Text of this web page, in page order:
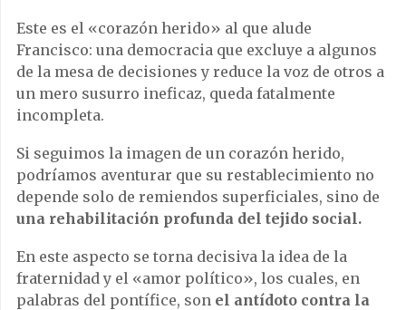
Este es el «corazón herido» al que alude
Francisco: una democracia que excluye a algunos
de la mesa de decisiones y reduce la voz de otros a
un mero susurro ineficaz, queda fatalmente
incompleta.
Si seguimos la imagen de un corazón herido,
podríamos aventurar que su restablecimiento no
depende solo de remiendos superficiales, sino de
una rehabilitación profunda del tejido social.
En este aspecto se torna decisiva la idea de la
fraternidad y el «amor político», los cuales, en
palabras del pontífice, son el antídoto contra la